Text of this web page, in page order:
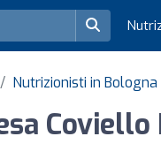
Nutrizionisti in Bologna